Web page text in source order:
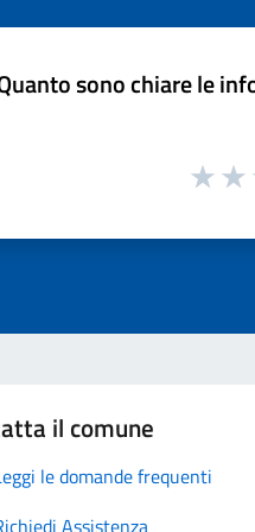
sono chiare le
il comune
le domande frequenti
Assistenza